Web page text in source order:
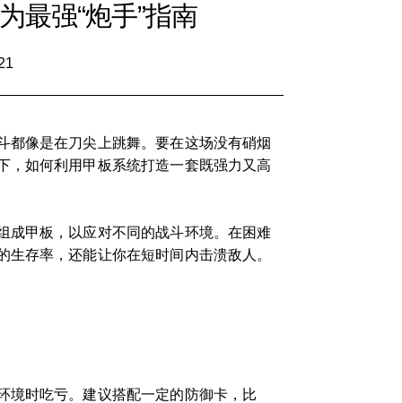
最强“炮手”指南
都像是在刀尖上跳舞。要在这场没有硝烟
，如何利用甲板系统打造一套既强力又高
成甲板，以应对不同的战斗环境。在困难
存率，还能让你在短时间内击溃敌人。
境时吃亏。建议搭配一定的防御卡，比